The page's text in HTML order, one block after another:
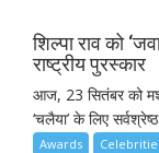
शिल्पा राव को
राष्ट्रीय पुरस्कार
आज, 23 सितंबर को
‘चलैया’ के लिए
Awards